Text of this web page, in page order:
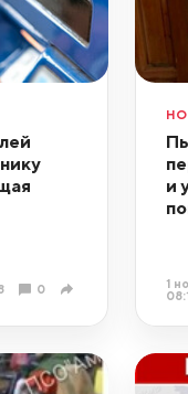
0
и
1